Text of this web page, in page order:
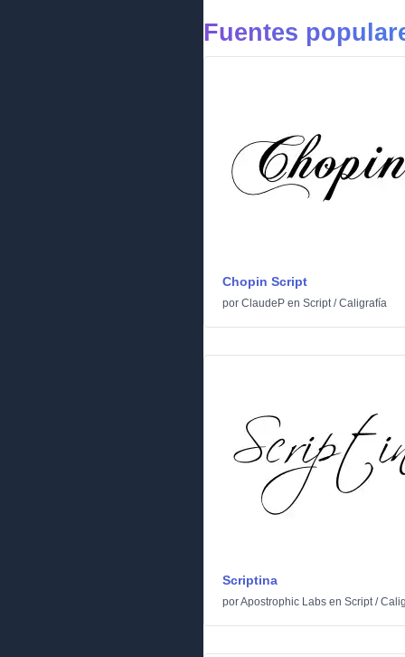
Fuentes
Chopin Script
por ClaudeP en Script/Caligrafía
Scriptina
porApostrophic Labs en Script/